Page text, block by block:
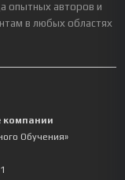
опытных авторов и
в любых областях
компании
Обучения»